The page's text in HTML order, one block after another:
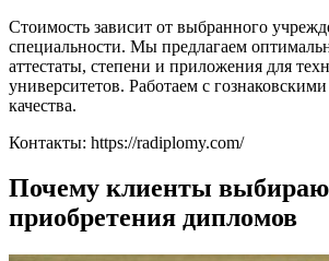
Стоимость зависит от выбранного
специальности. Мы предлагаем
аттестаты, степени и приложения для
университетов. Работаем с
качества.
Контакты: https://radiplomy.com/
Почему клиенты
приобретения дипломов